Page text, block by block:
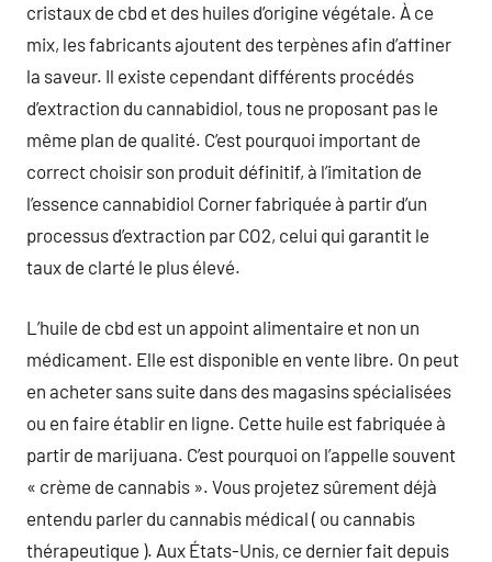
cristaux de cbd et des huiles d’origine végétale. À ce
mix, les fabricants ajoutent des terpènes afin d’affiner
la saveur. Il existe cependant différents procédés
d’extraction du cannabidiol, tous ne proposant pas le
même plan de qualité. C’est pourquoi important de
correct choisir son produit définitif, à l’imitation de
l’essence cannabidiol Corner fabriquée à partir d’un
processus d’extraction par CO2, celui qui garantit le
taux de clarté le plus élevé.
L’huile de cbd est un appoint alimentaire et non un
médicament. Elle est disponible en vente libre. On peut
en acheter sans suite dans des magasins spécialisées
ou en faire établir en ligne. Cette huile est fabriquée à
partir de marijuana. C’est pourquoi on l’appelle souvent
« crème de cannabis ». Vous projetez sûrement déjà
entendu parler du cannabis médical ( ou cannabis
thérapeutique ). Aux États-Unis, ce dernier fait depuis